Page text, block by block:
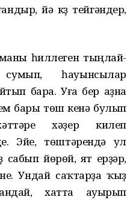
йә күҙ тейгәндер,
һиллеген тыңлай-
һауынсылар
бара. Уға бер аҙна
бары төш кенә булып
хәҙер килеп
Эйе, төштәрендә ул
сабып йөрөй, ят ерҙәр,
Ундай саҡтарҙа ҡыҙ
хатта ауырып